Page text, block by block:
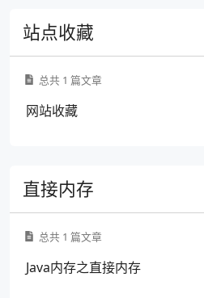
站点收藏
总共 1 篇文章
网站收藏
直接内存
总共 1 篇文章
Java内存之直接内存